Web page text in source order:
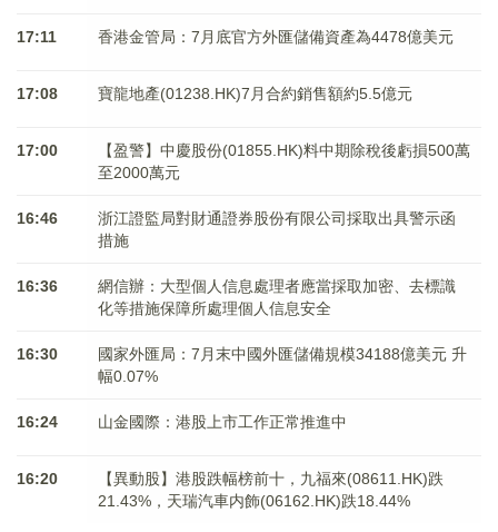
17:11 香港金管局：7月底官方外匯儲備資產為4478億美元
17:08 寶龍地產(01238.HK)7月合約銷售額約5.5億元
17:00
【盈警】中慶股份(01855.HK)料中期除稅後虧損500萬
至2000萬元
16:46
浙江證監局對財通證券股份有限公司採取出具警示函
措施
16:36
網信辦：大型個人信息處理者應當採取加密、去標識
化等措施保障所處理個人信息安全
16:30
國家外匯局：7月末中國外匯儲備規模34188億美元 升
幅0.07%
16:24 山金國際：港股上市工作正常推進中
16:20
【異動股】港股跌幅榜前十，九福來(08611.HK)跌
21.43%，天瑞汽車内飾(06162.HK)跌18.44%